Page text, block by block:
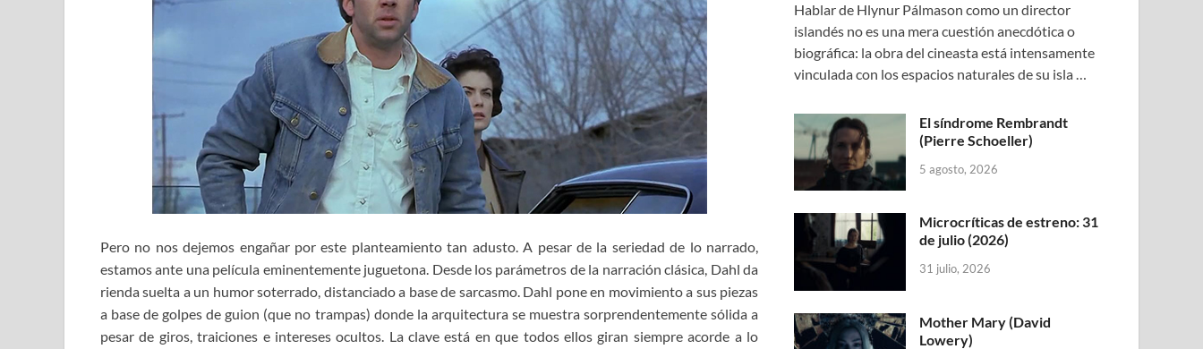
Pero no nos dejemos engañar por este planteamiento tan adusto. A pesar de la seriedad de lo narrado,
estamos ante una película eminentemente juguetona. Desde los parámetros de la narración clásica, Dahl da
rienda suelta a un humor soterrado, distanciado a base de sarcasmo. Dahl pone en movimiento a sus piezas
a base de golpes de guion (que no trampas) donde la arquitectura se muestra sorprendentemente sólida a
pesar de giros, traiciones e intereses ocultos. La clave está en que todos ellos giran siempre acorde a lo
Hablar de Hlynur Pálmason como un director
islandés no es una mera cuestión anecdótica o
biográfica: la obra del cineasta está intensamente
vinculada con los espacios naturales de su isla …
El síndrome Rembrandt
(Pierre Schoeller)
5 agosto, 2026
Microcríticas de estreno: 31
de julio (2026)
31 julio, 2026
Mother Mary (David
Lowery)